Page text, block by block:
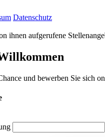
Datenschutz
ihnen aufgerufene
und bewerben Sie sich